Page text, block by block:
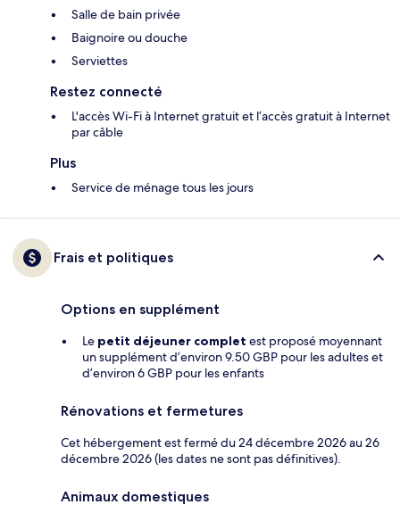
Salle de bain privée
Baignoire ou douche
Serviettes
Restez connecté
L'accès Wi-Fi à Internet gratuit et l’accès gratuit à Internet
par câble
Plus
Service de ménage tous les jours
Frais et politiques
Options en supplément
Le petit déjeuner complet est proposé moyennant
un supplément d’environ 9.50 GBP pour les adultes et
d’environ 6 GBP pour les enfants
Rénovations et fermetures
Cet hébergement est fermé du 24 décembre 2026 au 26
décembre 2026 (les dates ne sont pas définitives).
Animaux domestiques